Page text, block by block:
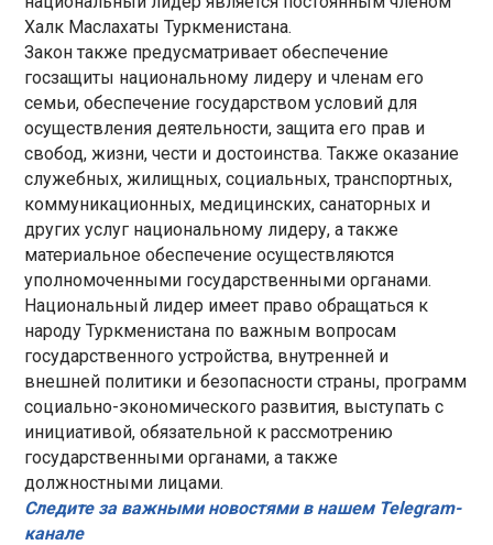
Халк Маслахаты Туркменистана.
Закон также предусматривает обеспечение
госзащиты национальному лидеру и членам его
семьи, обеспечение государством условий для
осуществления деятельности, защита его прав и
свобод, жизни, чести и достоинства. Также оказание
служебных, жилищных, социальных, транспортных,
коммуникационных, медицинских, санаторных и
других услуг национальному лидеру, а также
материальное обеспечение осуществляются
уполномоченными государственными органами.
Национальный лидер имеет право обращаться к
народу Туркменистана по важным вопросам
государственного устройства, внутренней и
внешней политики и безопасности страны, программ
социально-экономического развития, выступать с
инициативой, обязательной к рассмотрению
государственными органами, а также
должностными лицами.
Следите за важными новостями в нашем Telegram-
канале